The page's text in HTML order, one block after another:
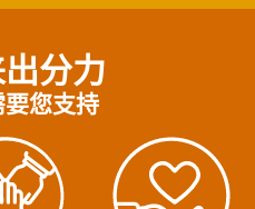
分力
您支持